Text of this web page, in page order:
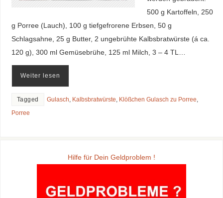
500 g Kartoffeln, 250
g Porree (Lauch), 100 g tiefgefrorene Erbsen, 50 g
Schlagsahne, 25 g Butter, 2 ungebrühte Kalbsbratwürste (á ca.
120 g), 300 ml Gemüsebrühe, 125 ml Milch, 3 – 4 TL…
Weiter lesen
Tagged Gulasch, Kalbsbratwürste, Klößchen Gulasch zu Porree,
Porree
Hilfe für Dein Geldproblem !